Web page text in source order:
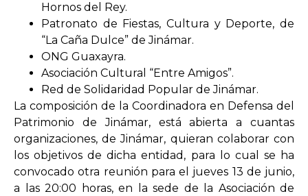
Hornos del Rey.
Patronato de Fiestas, Cultura y Deporte, de
“La Caña Dulce” de Jinámar.
ONG Guaxayra.
Asociación Cultural “Entre Amigos”.
Red de Solidaridad Popular de Jinámar.
La composición de la Coordinadora en Defensa del
Patrimonio de Jinámar, está abierta a cuantas
organizaciones, de Jinámar, quieran colaborar con
los objetivos de dicha entidad, para lo cual se ha
convocado otra reunión para el jueves 13 de junio,
a las 20:00 horas, en la sede de la Asociación de